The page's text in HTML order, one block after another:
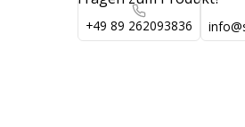
+49 89 262093836